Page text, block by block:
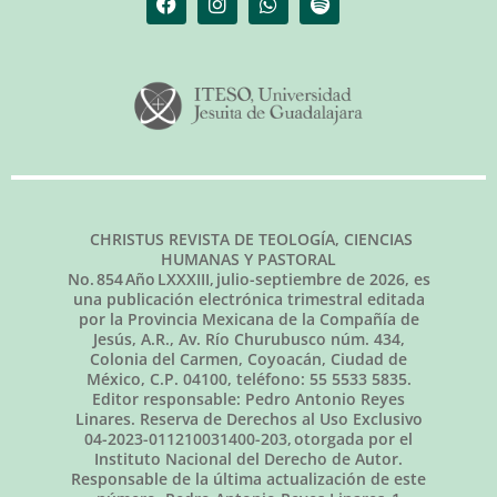
CHRISTUS REVISTA DE TEOLOGÍA, CIENCIAS
HUMANAS Y PASTORAL
No.854Año LXXXIII, julio-septiembre de 2026, es
una publicación electrónica trimestral editada
por la Provincia Mexicana de la Compañía de
Jesús, A.R., Av. Río Churubusco núm. 434,
Colonia del Carmen, Coyoacán, Ciudad de
México, C.P. 04100, teléfono: 55 5533 5835.
Editor responsable: Pedro Antonio Reyes
Linares. Reserva de Derechos al Uso Exclusivo
04-2023-011210031400-203, otorgada por el
Instituto Nacional del Derecho de Autor.
Responsable de la última actualización de este